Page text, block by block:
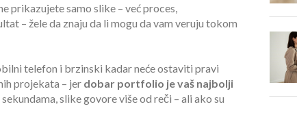
prikazujete samo slike – već proces,
– žele da znaju da li mogu da vam veruju tokom
telefon i brzinski kadar neće ostaviti pravi
projekata – jer dobar portfolio je vaš najbolji
sekundama, slike govore više od reči – ali ako su